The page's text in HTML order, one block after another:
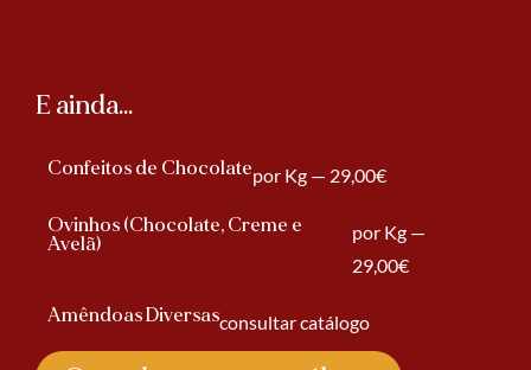
E ainda...
Confeitos de Chocolatepor Kg — 29,00€
Ovinhos (Chocolate, Creme e
Avelã)
por Kg —
29,00€
Amêndoas Diversasconsultar catálogo